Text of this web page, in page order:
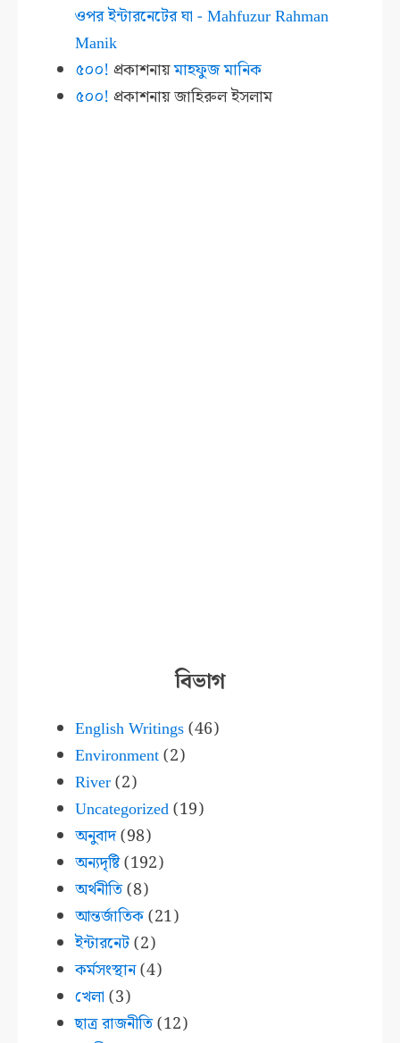
ওপর ইন্টারনেটের ঘা - Mahfuzur Rahman
Manik
৫০০! প্রকাশনায়মাহফুজ মানিক
৫০০! প্রকাশনায়জাহিরুল ইসলাম
বিভাগ
English Writings(46)
Environment(2)
River(2)
Uncategorized(19)
অনুবাদ(98)
অন্যদৃষ্টি(192)
অর্থনীতি(8)
আন্তর্জাতিক(21)
ইন্টারনেট(2)
কর্মসংস্থান(4)
খেলা (3)
ছাত্র রাজনীতি(12)